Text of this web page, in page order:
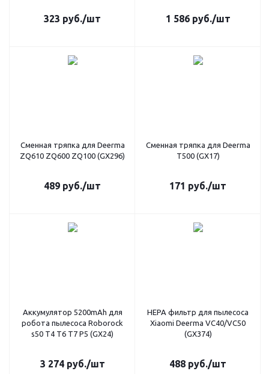
323 руб./шт 1 586руб./шт
Сменная тряпка для Deerma
ZQ610 ZQ600 ZQ100 (GX296)
489 руб./шт
Сменная тряпка для Deerma
T500 (GX17)
171 руб./шт
Аккумулятор 5200mAh для
робота пылесоса Roborock
s50 T4 T6 T7 P5 (GX24)
3 274руб./шт
HEPA фильтр для пылесоса
Xiaomi Deerma VC40/VC50
(GX374)
488 руб./шт